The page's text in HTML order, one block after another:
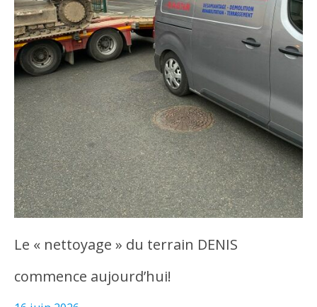
Le « nettoyage » du terrain DENIS
commence aujourd’hui!